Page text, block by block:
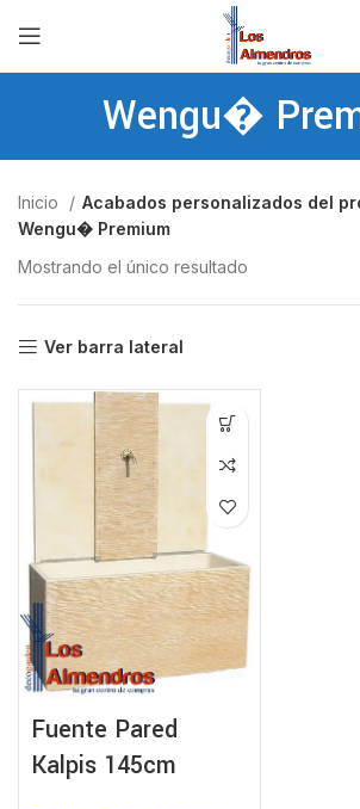
Wengu�
Inicio
Acabados personalizados del
Wengu� Premium
Mostrando el único resultado
Ver barra lateral
Fuente Pared
Kalpis 145cm